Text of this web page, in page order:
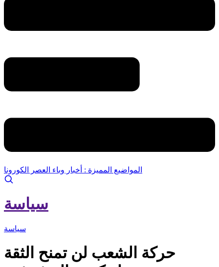
المواضيع المميزة : أخبار وباء العصر الكورونا
سياسة
سياسة
حركة الشعب لن تمنح الثقة